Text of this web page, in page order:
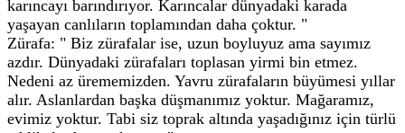
karıncayı barındırıyor. Karıncalar dünyadaki karada
yaşayan canlıların toplamından daha çoktur. "
Zürafa: " Biz zürafalar ise, uzun boyluyuz ama sayımız
azdır. Dünyadaki zürafaları toplasan yirmi bin etmez.
Nedeni az ürememizden. Yavru zürafaların büyümesi yıllar
alır. Aslanlardan başka düşmanımız yoktur. Mağaramız,
evimiz yoktur. Tabi siz toprak altında yaşadığınız için türlü